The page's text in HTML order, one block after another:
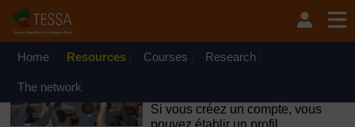
Passer au contenu principal
OpenLearn Create will be unavailable on Wednesday 12
August 2026 from 8am to 10.30am (GMT) due to routine
Home Resources Courses Research
The network
Si vous créez un compte, vous
pouvez établir un profil